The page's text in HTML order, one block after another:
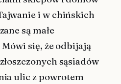
i w chińskich
są małe
się, że odbijają
sąsiadów
ulic z powrotem